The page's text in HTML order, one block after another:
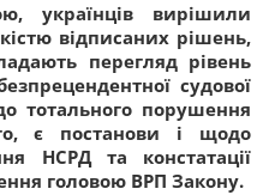
українців вирішили
відписаних рішень,
перегляд рівень
судової
тотального порушення
є постанови і щодо
НСРД та констатації
головою ВРП Закону.